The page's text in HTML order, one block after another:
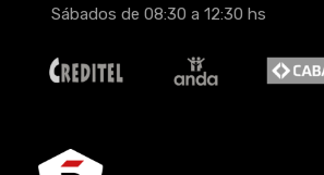
Sábados de 08:30 a 12:30 hs